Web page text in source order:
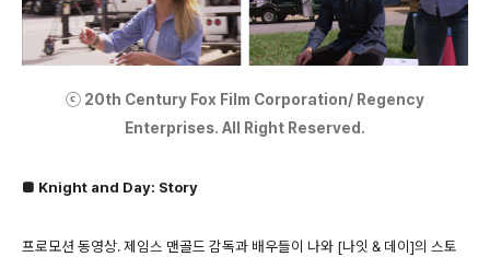
ⓒ 20th Century Fox Film Corporation/ Regency
Enterprises. All Right Reserved.
■ Knight and Day: Story
프로모션 동영상. 제임스 맨골드 감독과 배우들이 나와 [나잇 & 데이]의 스토